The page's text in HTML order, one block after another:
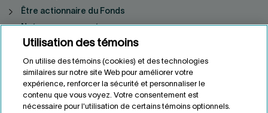
Être actionnaire du Fonds
Notre engagement
Nos rendements sociétaux
Suivez-nous
Utilisation des témoins
On utilise des témoins (cookies) et des technologies
similaires sur notre site Web pour améliorer votre
expérience, renforcer la sécurité et personnaliser le
contenu que vous voyez. Votre consentement est
nécessaire pour l'utilisation de certains témoins optionnels.